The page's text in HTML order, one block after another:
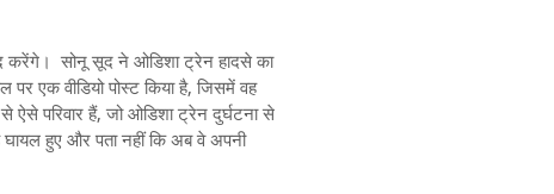
करेंगे। सोनू सूद ने ओडिशा ट्रेन हादसे का
पर एक वीडियो पोस्ट किया है, जिसमें वह
परिवार हैं, जो ओडिशा ट्रेन दुर्घटना से
घायल हुए और पता नहीं कि अब वे अपनी